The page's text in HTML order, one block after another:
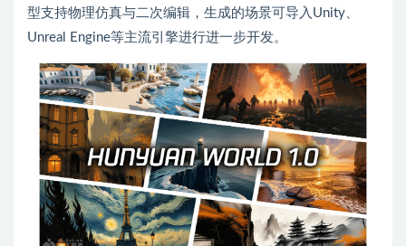
型支持物理仿真与二次编辑，生成的场景可导入Unity、
Unreal Engine等主流引擎进行进一步开发。